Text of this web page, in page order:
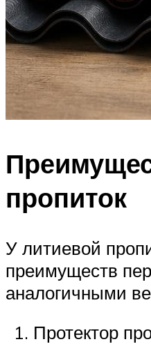
пропиток
У литиевой
преимуществ
аналогичными
Протектор